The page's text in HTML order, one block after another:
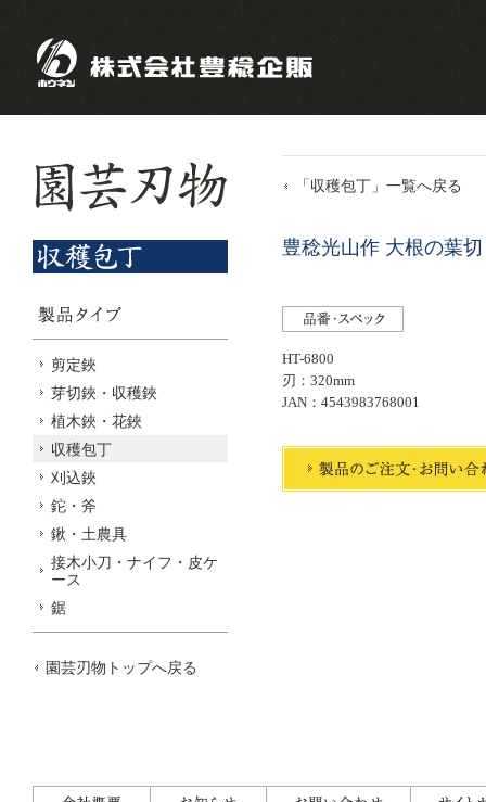
「収穫包丁」一覧へ戻る
豊稔光山作 大根の葉切
HT-6800
刃：320mm
JAN：4543983768001
剪定鋏
芽切鋏・収穫鋏
植木鋏・花鋏
収穫包丁
刈込鋏
鉈・斧
鍬・土農具
接木小刀・ナイフ・皮ケ
ース
鋸
園芸刃物トップへ戻る